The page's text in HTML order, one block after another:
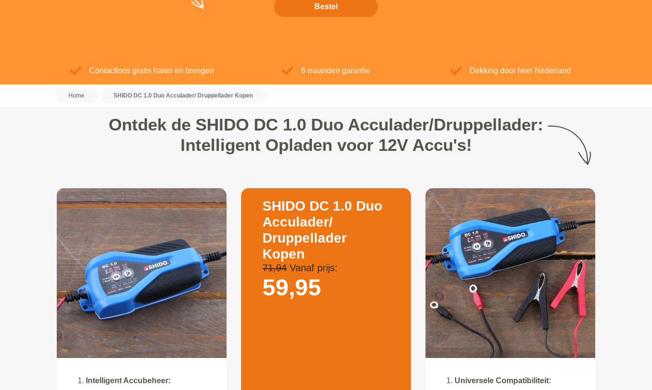
Bestel
Contactloos gratis halen en brengen 6 maanden garantie Dekking door heel Nederland
Home SHIDO DC 1.0 Duo Acculader/ Druppellader Kopen
Ontdek de SHIDO DC 1.0 Duo Acculader/Druppellader:
Intelligent Opladen voor 12V Accu's!
Intelligent Accubeheer:
SHIDO DC 1.0 Duo
Acculader/
Druppellader
Kopen
71,94Vanaf prijs:
59,95
Universele Compatibiliteit: